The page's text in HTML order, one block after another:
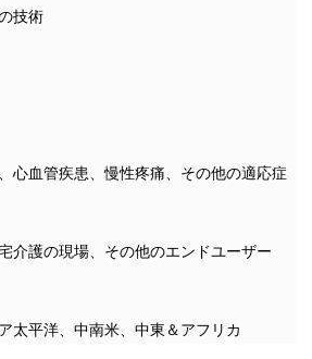
技術
心血管疾患、慢性疼痛、その他の適応症
介護の現場、その他のエンドユーザー
太平洋、中南米、中東＆アフリカ